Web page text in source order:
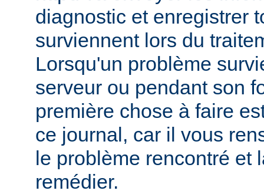
diagnostic et enregistrer
surviennent lors du
Lorsqu'un problème
serveur ou pendant son
première chose à faire
ce journal, car il vous
le problème rencontré et
remédier.